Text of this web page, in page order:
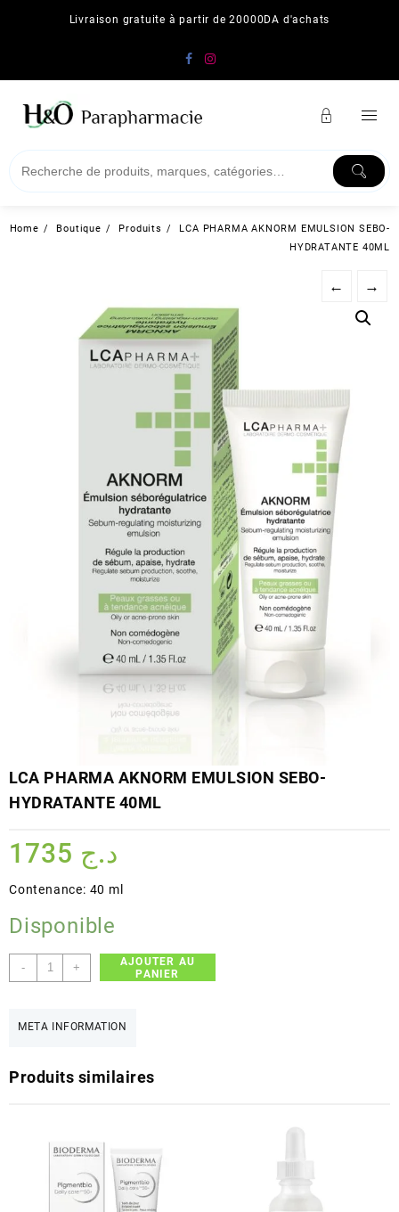
Livraison gratuite à partir de 20000DA d'achats
Home Boutique Produits
LCA PHARMA AKNORM EMULSION SEBO-
HYDRATANTE 40ML
← →
LCA PHARMA AKNORM EMULSION SEBO-
HYDRATANTE 40ML
د.ج
Contenance: 40 ml
Disponible
-
quantité
de
SEBO-
+
AJOUTER AU
PANIER
META INFORMATION
Produits similaires